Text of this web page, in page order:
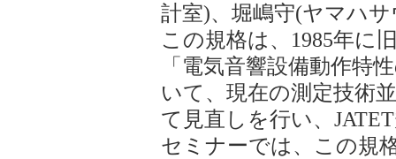
計室)、堀嶋守(ヤマハ
この規格は、1985年に
「電気音響設備動作特
いて、現在の測定技術
て見直しを行い、
セミナーでは、この規